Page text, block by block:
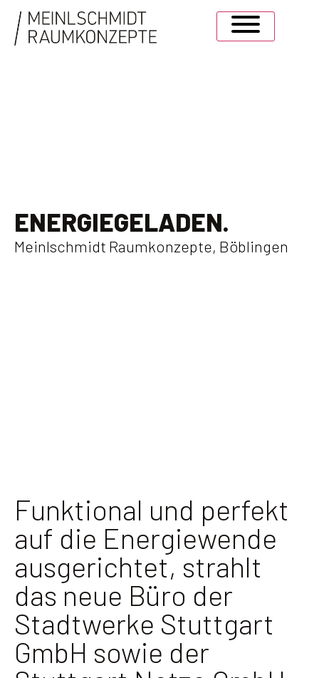
ENERGIEGELADEN.
Meinlschmidt Raumkonzepte, Böblingen
Funktional und perfekt
auf die Energiewende
ausgerichtet, strahlt
das neue Büro der
Stadtwerke Stuttgart
GmbH sowie der